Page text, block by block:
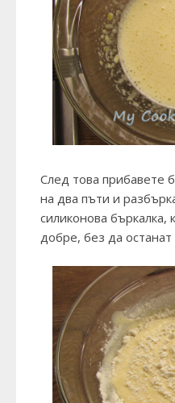
След това прибавете
на два пъти и
силиконова бъркалка,
добре, без да останат